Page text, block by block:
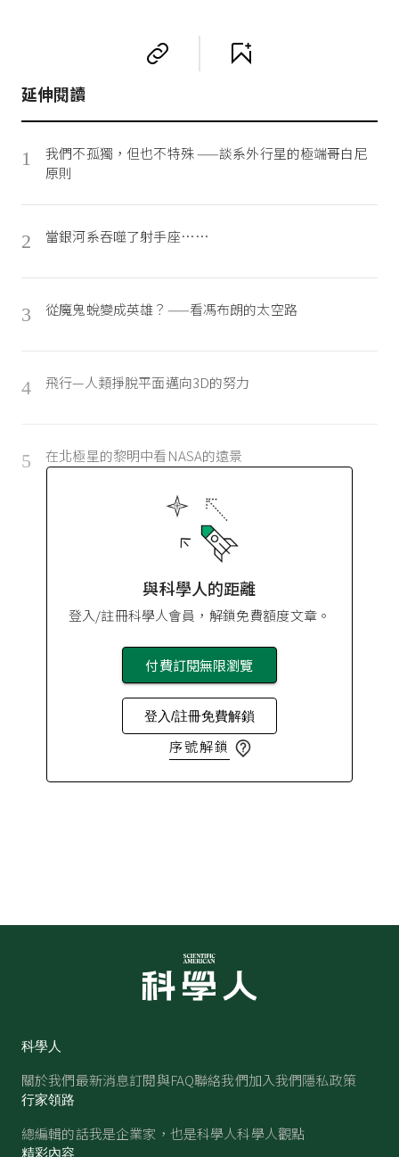
延伸閱讀
1
我們不孤獨，但也不特殊 ——談系外行星的極端哥白尼
原則
2 當銀河系吞噬了射手座……
3 從魔鬼蛻變成英雄？——看馮布朗的太空路
4 飛行—人類掙脫平面邁向3D的努力
5 在北極星的黎明中看NASA的遠景
與科學人的距離
登入/註冊科學人會員，解鎖免費額度文章。
付費訂閱無限瀏覽
登入/註冊免費解鎖
序號解鎖
科學人
關於我們最新消息訂閱與FAQ聯絡我們加入我們隱私政策
行家領路
總編輯的話我是企業家，也是科學人科學人觀點
精彩內容